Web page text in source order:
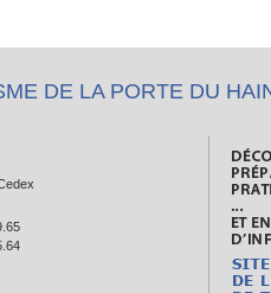
DE LA PORTE DU